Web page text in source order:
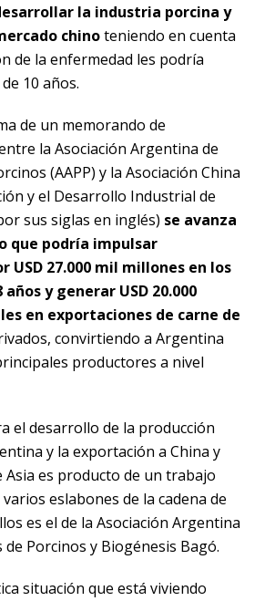
la industria porcina y
chinoteniendo en cuenta
de la enfermedad les podría
10 años.
de un memorando de
la Asociación Argentina de
(AAPP) y la Asociación China
y el Desarrollo Industrial de
sus siglas en inglés) se avanza
que podría impulsar
USD 27.000 mil millones en los
añosy generar USD 20.000
en exportaciones de carne de
convirtiendo a Argentina
productores a nivel
el desarrollo de la producción
y la exportación a China y
Asia es producto de un trabajo
eslabones de la cadena de
es el de la Asociación Argentina
Porcinos y Biogénesis Bagó.
situación que está viviendo